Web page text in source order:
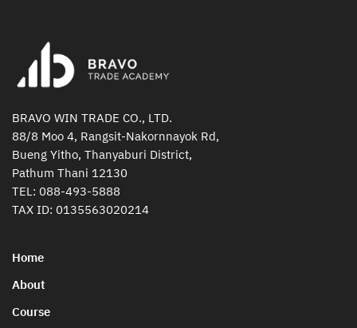
BRAVO WIN TRADE CO., LTD.
88/8 Moo 4, Rangsit-Nakornnayok Rd,
Bueng Yitho, Thanyaburi District,
Pathum Thani 12130
TEL: 088-493-5888
TAX ID: 0135563020214
Home
About
Course